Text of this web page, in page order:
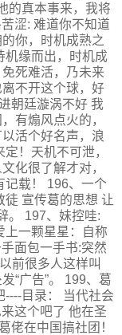
的真本事来，我将
涩: 难道你不知道
你，时机成熟之
机缘而出，时机成
死难活，乃未来
不开这个球，好
朝廷漩涡不好 我
有煽风点火的，
活个好名声，浪
！天机不可泄，
化很了解才对，
记载！ 196、一个
宣传葛的思想 让
。 197、妹控哇:
上一颗星星：自称
面包一手书:突然
前很多人这样叫
“广告”。 199、葛
目录： 当代社会
这个吧了 他在圣
佬在中国搞社团！